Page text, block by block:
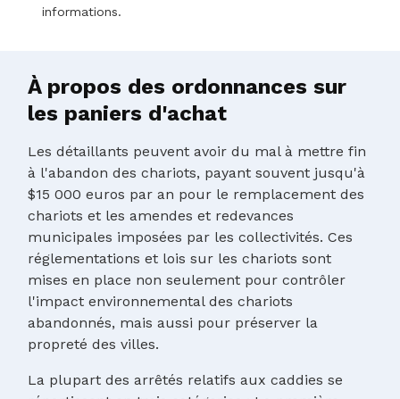
informations.
À propos des ordonnances sur
les paniers d'achat
Les détaillants peuvent avoir du mal à mettre fin
à l'abandon des chariots, payant souvent jusqu'à
$15 000 euros par an pour le remplacement des
chariots et les amendes et redevances
municipales imposées par les collectivités. Ces
réglementations et lois sur les chariots sont
mises en place non seulement pour contrôler
l'impact environnemental des chariots
abandonnés, mais aussi pour préserver la
propreté des villes.
La plupart des arrêtés relatifs aux caddies se